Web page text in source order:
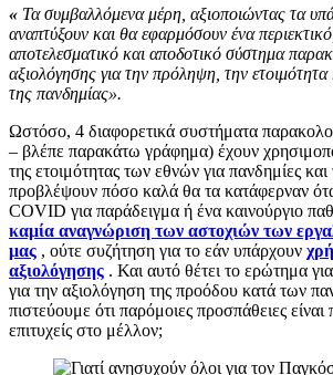
« Τα συμβαλλόμενα μέρη, αξιοποιώντας τα
αναπτύξουν και θα εφαρμόσουν ένα
αποτελεσματικό και αποδοτικό σύστημα
αξιολόγησης για την πρόληψη, την ετοιμότητα
της πανδημίας».
Ωστόσο, 4 διαφορετικά συστήματα
– βλέπε παρακάτω γράφημα) έχουν
της ετοιμότητας των εθνών για πανδημίες
προβλέψουν πόσο καλά θα τα κατάφερναν
COVID για παράδειγμα ή ένα καινούργιο
καμία αναγνώριση των αστοχιών των
μας , ούτε συζήτηση για το εάν υπάρχουν
αξιολόγησης . Και αυτό θέτει το ερώτημα
για την αξιολόγηση της προόδου κατά των
πιστεύουμε ότι παρόμοιες προσπάθειες είναι
επιτυχείς στο μέλλον;